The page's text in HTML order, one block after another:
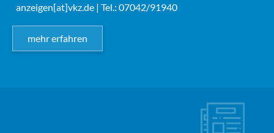
anzeigen[at]vkz.de | Tel.: 07042/91940
mehr erfahren